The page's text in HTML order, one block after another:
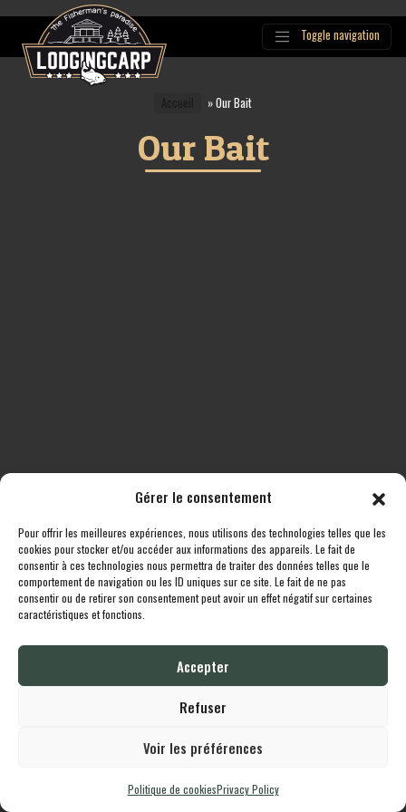
Gérer le consentement
Pour offrir les meilleures expériences, nous utilisons des technologies telles que les
cookies pour stocker et/ou accéder aux informations des appareils. Le fait de
consentir à ces technologies nous permettra de traiter des données telles que le
comportement de navigation ou les ID uniques sur ce site. Le fait de ne pas
consentir ou de retirer son consentement peut avoir un effet négatif sur certaines
caractéristiques et fonctions.
Accepter
Refuser
Voir les préférences
Politique de cookiesPrivacy Policy
Main
Navigation
Toggle navigation
»Our Bait
Our Bait
All destinations Boutique Fishstock Contact
Lodgingcarpis proudly powered by Design byWhornat.com | Politique de
confidentialité
English Français